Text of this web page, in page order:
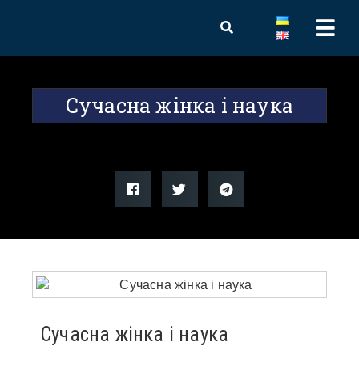
Сучасна жінка і наука
Сучасна жінка і наука